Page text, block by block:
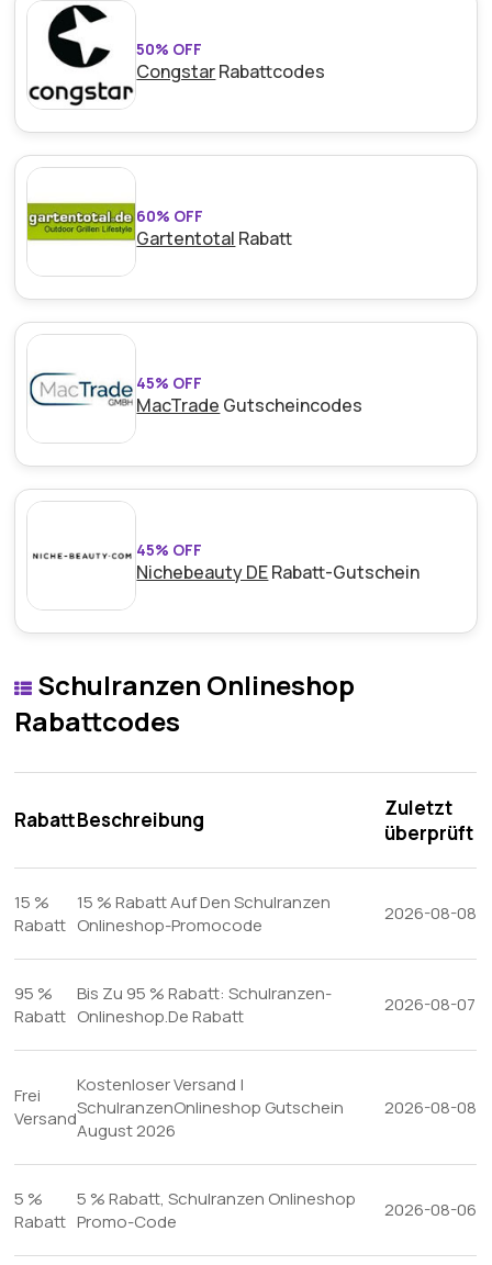
50% OFF
CongstarRabattcodes
60% OFF
Gartentotal Rabatt
45% OFF
MacTrade Gutscheincodes
45% OFF
Nichebeauty DERabatt-Gutschein
Schulranzen Onlineshop
Rabattcodes
RabattBeschreibung
Zuletzt
überprüft
15 %
Rabatt
15 % Rabatt Auf Den Schulranzen
Onlineshop-Promocode
2026-08-08
95 %
Rabatt
Bis Zu 95 % Rabatt: Schulranzen-
Onlineshop.De Rabatt
2026-08-07
Frei
Versand
Kostenloser Versand |
SchulranzenOnlineshop Gutschein
August 2026
2026-08-08
5 %
Rabatt
5 % Rabatt, Schulranzen Onlineshop
Promo-Code
2026-08-06